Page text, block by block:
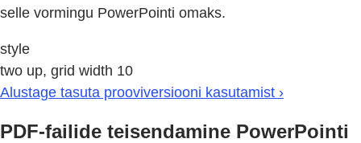
selle vormingu PowerPointi omaks.
style
two up, grid width 10
Alustage tasuta prooviversiooni kasutamist ›
PDF-failide teisendamine PowerPointi